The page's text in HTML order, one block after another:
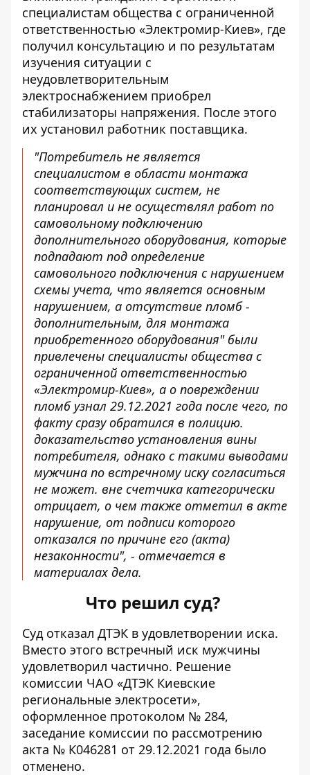
специалистам общества с ограниченной
ответственностью «Электромир-Киев», где
получил консультацию и по результатам
изучения ситуации с
неудовлетворительным
электроснабжением приобрел
стабилизаторы напряжения. После этого
их установил работник поставщика.
"Потребитель не является
специалистом в области монтажа
соответствующих систем, не
планировал и не осуществлял работ по
самовольному подключению
дополнительного оборудования, которые
подпадают под определение
самовольного подключения с нарушением
схемы учета, что является основным
нарушением, а отсутствие пломб -
дополнительным, для монтажа
приобретенного оборудования" были
привлечены специалисты общества с
ограниченной ответственностью
«Электромир-Киев», а о повреждении
пломб узнал 29.12.2021 года после чего, по
факту сразу обратился в полицию.
доказательство установления вины
потребителя, однако с такими выводами
мужчина по встречному иску согласиться
не может. вне счетчика категорически
отрицает, о чем также отметил в акте
нарушение, от подписи которого
отказался по причине его (акта)
незаконности", - отмечается в
материалах дела.
Что решил суд?
Суд отказал ДТЭК в удовлетворении иска.
Вместо этого встречный иск мужчины
удовлетворил частично. Решение
комиссии ЧАО «ДТЭК Киевские
региональные электросети»,
оформленное протоколом № 284,
заседание комиссии по рассмотрению
акта № К046281 от 29.12.2021 года было
отменено.